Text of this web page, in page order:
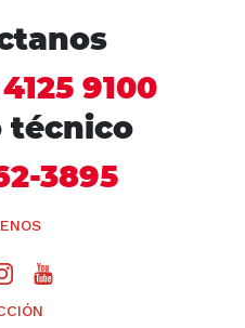
9100
técnico
3895